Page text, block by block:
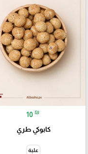
10 ₪
كابوكي طري
علبة